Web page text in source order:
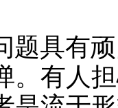
具有
。有人